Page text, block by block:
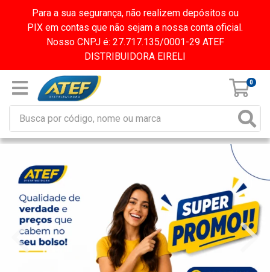
Para a sua segurança, não realizem depósitos ou
PIX em contas que não sejam a nossa conta oficial.
Nosso CNPJ é: 27.717.135/0001-29 ATEF
DISTRIBUIDORA EIRELI
0